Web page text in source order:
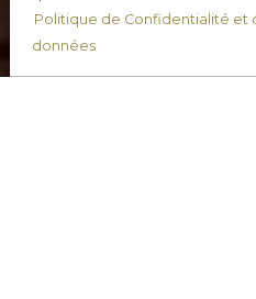
Politique de Confidentialité et
données